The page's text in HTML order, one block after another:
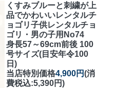
くすみブルーと刺繍が上
品でかわいいレンタルチ
ョゴリ子供レンタルチョ
ゴリ・男の子用No74
身長57～69cm前後 100
号サイズ(目安年令100
日)
当店特別価格4,900円(消
費税込:5,390円)